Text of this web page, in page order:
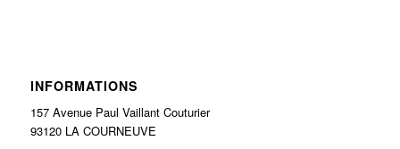
INFORMATIONS
157 Avenue Paul Vaillant Couturier
93120 LA COURNEUVE